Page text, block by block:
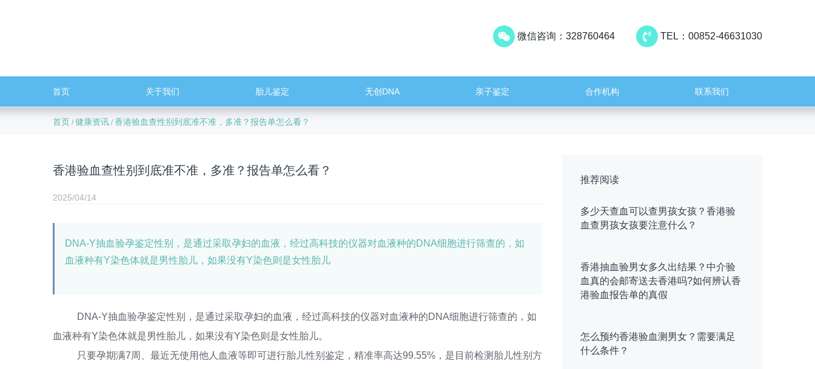
TEL：00852-46631030
微信咨询：328760464
首页 关于我们 胎儿鉴定 无创DNA 亲子鉴定 合作机构 联系我们
首页 /健康资讯 /香港验血查性别到底准不准，多准？报告单怎么看？
香港验血查性别到底准不准，多准？报告单怎么看？
2025/04/14
DNA-Y抽血验孕鉴定性别，是通过采取孕妇的血液，经过高科技的仪器对血液种的DNA细胞进行筛查的，如
血液种有Y染色体就是男性胎儿，如果没有Y染色则是女性胎儿
DNA-Y抽血验孕鉴定性别，是通过采取孕妇的血液，经过高科技的仪器对血液种的DNA细胞进行筛查的，如
血液种有Y染色体就是男性胎儿，如果没有Y染色则是女性胎儿。
只要孕期满7周、最近无使用他人血液等即可进行胎儿性别鉴定，精准率高达99.55%，是目前检测胎儿性别方
推荐阅读
多少天查血可以查男孩女孩？香港验
血查男孩女孩要注意什么？
香港抽血验男女多久出结果？中介验
血真的会邮寄送去香港吗?如何辨认香
港验血报告单的真假
怎么预约香港验血测男女？需要满足
什么条件？